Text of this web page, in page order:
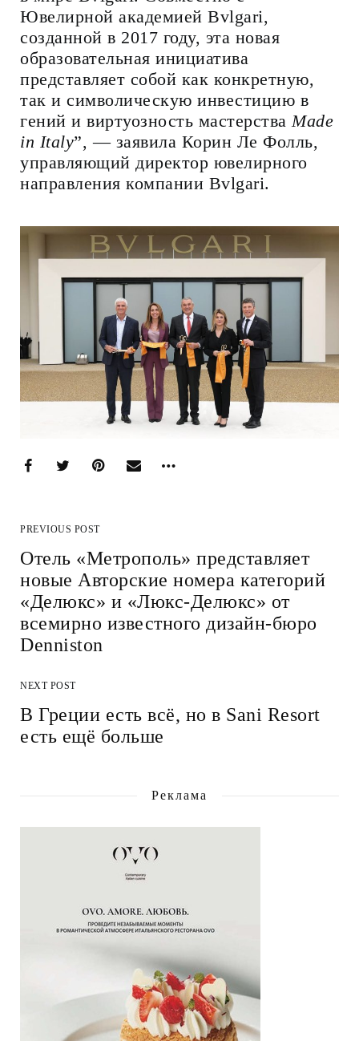
Ювелирной академией Bvlgari,
созданной в 2017 году, эта новая
образовательная инициатива
представляет собой как конкретную,
так и символическую инвестицию в
гений и виртуозность мастерства Made
in Italy”, — заявила Корин Ле Фолль,
управляющий директор ювелирного
направления компании Bvlgari.
PREVIOUS POST
Отель «Метрополь» представляет
новые Авторские номера категорий
«Делюкс» и «Люкс-Делюкс» от
всемирно известного дизайн-бюро
Denniston
NEXT POST
В Греции есть всё, но в Sani Resort
есть ещё больше
Реклама